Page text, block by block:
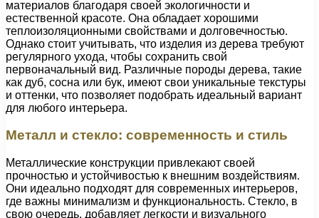
материалов благодаря своей экологичности и
естественной красоте. Она обладает хорошими
теплоизоляционными свойствами и долговечностью.
Однако стоит учитывать, что изделия из дерева требуют
регулярного ухода, чтобы сохранить свой
первоначальный вид. Различные породы дерева, такие
как дуб, сосна или бук, имеют свои уникальные текстуры
и оттенки, что позволяет подобрать идеальный вариант
для любого интерьера.
Металл и стекло: современность и стиль
Металлические конструкции привлекают своей
прочностью и устойчивостью к внешним воздействиям.
Они идеально подходят для современных интерьеров,
где важны минимализм и функциональность. Стекло, в
свою очередь, добавляет легкости и визуального